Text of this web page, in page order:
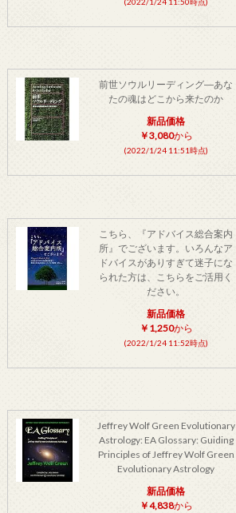
前世ソウルリーディング―あな
たの魂はどこから来たのか
新品価格
￥3,080から
(2022/1/24 11:51時点)
こちら、『アドバイス総合案内
所』でございます。いろんなア
ドバイスがありすぎて迷子にな
られた方は、こちらをご活用く
ださい。
新品価格
￥1,250から
(2022/1/24 11:52時点)
Jeffrey Wolf Green Evolutionary
Astrology: EA Glossary: Guiding
Principles of Jeffrey Wolf Green
Evolutionary Astrology
新品価格
￥4,838から